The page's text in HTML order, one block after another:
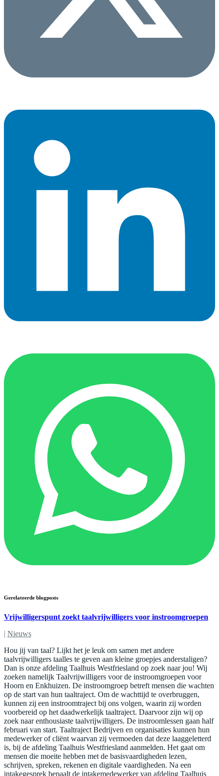
Gerelateerde blogposts
Vrijwilligerspunt zoekt taalvrijwilligers voor instroomgroepen
| Nieuws
Hou jij van taal? Lijkt het je leuk om samen met andere
taalvrijwilligers taalles te geven aan kleine groepjes anderstaligen?
Dan is onze afdeling Taalhuis Westfriesland op zoek naar jou! Wij
zoeken namelijk Taalvrijwilligers voor de instroomgroepen voor
Hoorn en Enkhuizen. De instroomgroep betreft mensen die wachten
op de start van hun taaltraject. Om de wachttijd te overbruggen,
kunnen zij een instroomtraject bij ons volgen, waarin zij worden
voorbereid op het daadwerkelijk taaltraject. Daarvoor zijn wij op
zoek naar enthousiaste taalvrijwilligers. De instroomlessen gaan half
februari van start. Taaltraject Bedrijven en organisaties kunnen hun
medewerker of cliënt waarvan zij vermoeden dat deze laaggeletterd
is, bij de afdeling Taalhuis Westfriesland aanmelden. Het gaat om
mensen die moeite hebben met de basisvaardigheden lezen,
schrijven, spreken, rekenen en digitale vaardigheden. Na een
intakegesprek bepaalt de intakemedewerker van afdeling Taalhuis